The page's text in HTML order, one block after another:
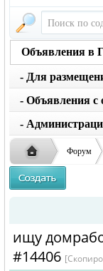
Объявления в
- Для
нажмите
- Объявления с
размещаются
заглавные
удаление
-
объявлений
Форум
Объявления в Германии
›
ищу домработницу-
ищу
#14406